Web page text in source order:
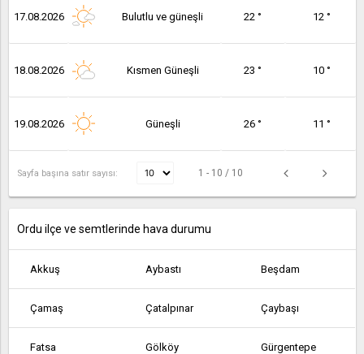
17.08.2026 Bulutlu ve güneşli 22 ° 12 °
18.08.2026 Kısmen Güneşli 23 ° 10 °
19.08.2026 Güneşli 26 ° 11 °
Sayfa başına satır sayısı: 1 - 10 / 10
Ordu ilçe ve semtlerinde hava durumu
Akkuş Aybastı Beşdam
Çamaş Çatalpınar Çaybaşı
Fatsa Gölköy Gürgentepe